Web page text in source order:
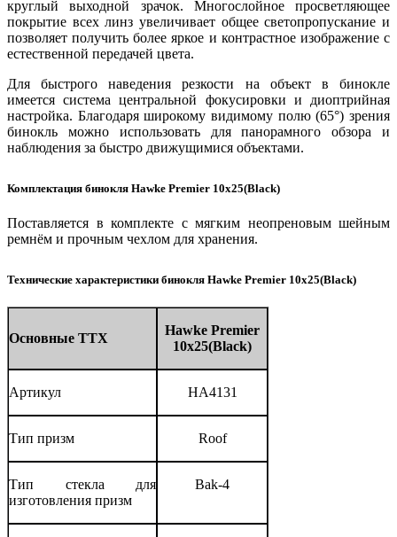
круглый выходной зрачок. Многослойное просветляющее
покрытие всех линз увеличивает общее светопропускание и
позволяет получить более яркое и контрастное изображение с
естественной передачей цвета.
Для быстрого наведения резкости на объект в бинокле
имеется система центральной фокусировки и диоптрийная
настройка. Благодаря широкому видимому полю (65°) зрения
бинокль можно использовать для панорамного обзора и
наблюдения за быстро движущимися объектами.
Комплектация бинокля Hawke Premier 10x25(Black)
Поставляется в комплекте с мягким неопреновым шейным
ремнём и прочным чехлом для хранения.
Технические характеристики бинокля Hawke Premier 10x25(Black)
Основные ТТХ
Hawke Premier
10x25(Black)
Артикул HA4131
Тип призм Roof
Тип стекла для
изготовления призм
Bak-4